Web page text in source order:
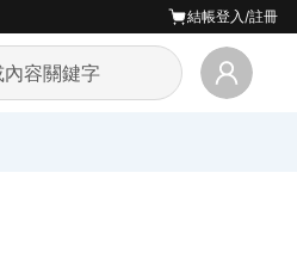
結帳登入/註冊